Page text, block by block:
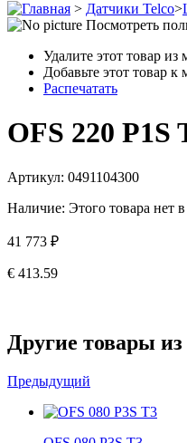
> Датчики Telco>
Посмотреть
Удалите этот товар из
Добавьте этот товар
Распечатать
OFS 220 P1S
Артикул: 0491104300
Наличие: Этого товара нет
41 773 ₽
€ 413.59
Другие товары из
Предыдущий